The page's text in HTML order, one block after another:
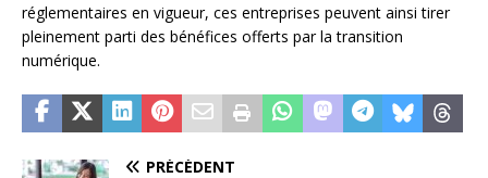
réglementaires en vigueur, ces entreprises peuvent ainsi tirer
pleinement parti des bénéfices offerts par la transition
numérique.
PRÉCÉDENT